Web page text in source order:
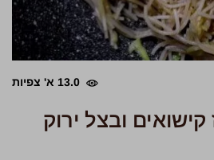
13.0 א' צפיות
קישואים ובצל ירוק